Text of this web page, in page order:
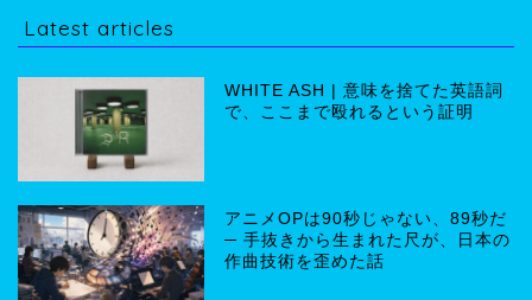
Latest articles
WHITE ASH | 意味を捨てた英語詞
で、ここまで殴れるという証明
アニメOPは90秒じゃない、89秒だ
─ 手抜きから生まれた尺が、日本の
作曲技術を歪めた話